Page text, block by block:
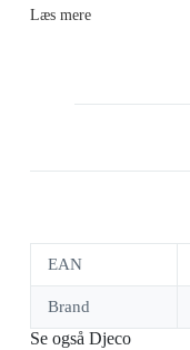
Læs mere
EAN
Brand
Se også Djeco